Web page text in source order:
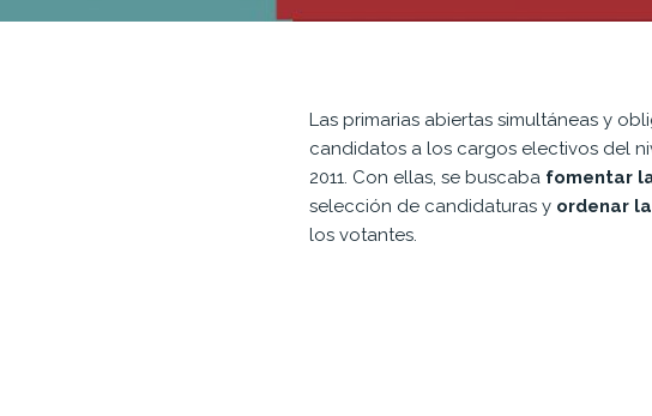
Las primarias abiertas simultáneas y
candidatos a los cargos electivos del
2011. Con ellas, se buscaba fomentar
selección de candidaturas y ordenar
los votantes.